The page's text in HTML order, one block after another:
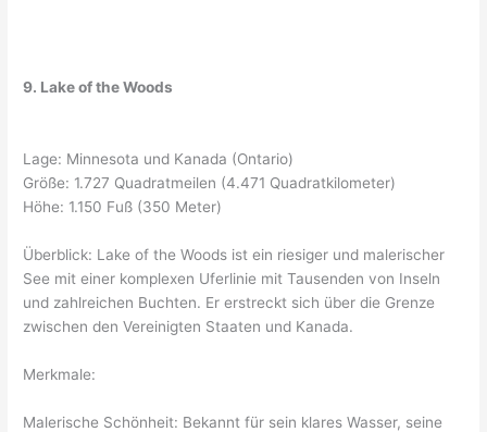
9. Lake of the Woods
Lage: Minnesota und Kanada (Ontario)
Größe: 1.727 Quadratmeilen (4.471 Quadratkilometer)
Höhe: 1.150 Fuß (350 Meter)
Überblick: Lake of the Woods ist ein riesiger und malerischer
See mit einer komplexen Uferlinie mit Tausenden von Inseln
und zahlreichen Buchten. Er erstreckt sich über die Grenze
zwischen den Vereinigten Staaten und Kanada.
Merkmale:
Malerische Schönheit: Bekannt für sein klares Wasser, seine